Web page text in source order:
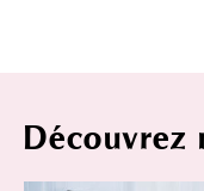
Découvrez